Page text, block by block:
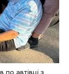
автівці з